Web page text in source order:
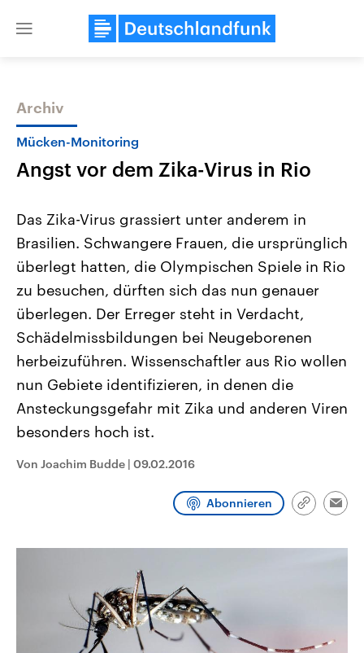
Close
Themen
Landtagswahl Sachsen-Anhalt
2026
Alle Informationen
Sachsen-Anhalt wählt am 6.
September 2026 einen neuen
Landtag. Seit 2021 wird das
Bundesland von einer Koalition aus
Umfragen, Prognosen,
Wahlprogramme, aktuelle Berichte
und Hintergründe zu den Parteien
und Kandidaten der anstehenden
Wahl.
Aktuelle Beiträge,
Hintergründe
Wirtschaftlich und
gehören die Vereinigten
den mächtigsten Ländern
mit großem Einfluss auf
Sendungen Programm Podcasts
Archiv
Mücken-Monitoring
Angst vor dem Zika-Virus in Rio
Das Zika-Virus grassiert unter anderem in
Brasilien. Schwangere Frauen, die ursprünglich
überlegt hatten, die Olympischen Spiele in Rio
zu besuchen, dürften sich das nun genauer
überlegen. Der Erreger steht in Verdacht,
Schädelmissbildungen bei Neugeborenen
herbeizuführen. Wissenschaftler aus Rio wollen
nun Gebiete identifizieren, in denen die
Ansteckungsgefahr mit Zika und anderen Viren
besonders hoch ist.
Von Joachim Budde | 09.02.2016
Abonnieren
Link